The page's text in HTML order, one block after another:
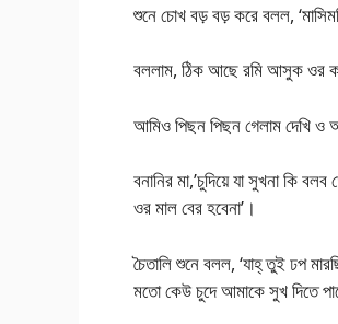
শুনে চোখ বড় বড় করে বলল,
বললাম, ঠিক আছে রমি আসুক ওর
আমিও পিছন পিছন গেলাম দেখি ও
বনানির মা,’চুদিয়ে যা সুখনা কি
ওর মাল বের হবেনা’।
চৈতালি শুনে বলল, ‘যাহ্‌ তুই ঢপ
মতো কেউ চুদে আমাকে সুখ দিতে